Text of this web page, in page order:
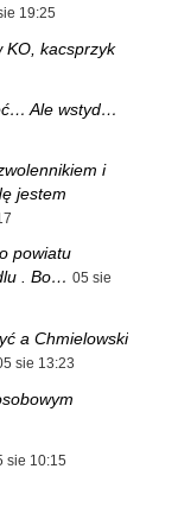
19:25
KO, kacsprzyk
Ale wstyd…
i
jestem
powiatu
. Bo… 05 sie
a Chmielowski
sie 13:23
sie 10:15